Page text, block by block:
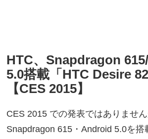
HTC、Snapdragon
5.0搭載「HTC Desire
【CES 2015】
CES 2015 での発表ではありません
Snapdragon 615・Android 5.0を搭